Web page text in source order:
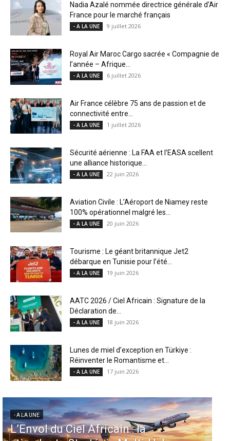
Nadia Azalé nommée directrice générale d’Air
France pour le marché français
- A LA UNE 9 juillet 2026
Royal Air Maroc Cargo sacrée « Compagnie de
l’année – Afrique...
- A LA UNE 6 juillet 2026
Air France célèbre 75 ans de passion et de
connectivité entre...
- A LA UNE 1 juillet 2026
Sécurité aérienne : La FAA et l’EASA scellent
une alliance historique...
- A LA UNE 22 juin 2026
Aviation Civile : L’Aéroport de Niamey reste
100% opérationnel malgré les...
- A LA UNE 20 juin 2026
Tourisme : Le géant britannique Jet2
débarque en Tunisie pour l’été...
- A LA UNE 19 juin 2026
AATC 2026 / Ciel Africain : Signature de la
Déclaration de...
- A LA UNE 18 juin 2026
Lunes de miel d’exception en Türkiye :
Réinventer le Romantisme et...
- A LA UNE 17 juin 2026
- A LA UNE
Aéroports US : les
: la